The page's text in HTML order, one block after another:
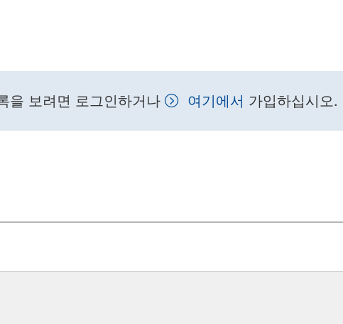
을 보려면 로그인하거나 여기에서 가입하십시오.